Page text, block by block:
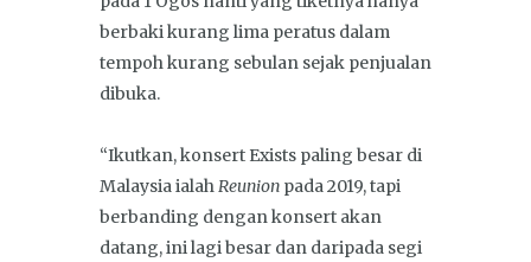
berbaki kurang lima peratus dalam
tempoh kurang sebulan sejak penjualan
dibuka.
“Ikutkan, konsert Exists paling besar di
Malaysia ialahReunion pada 2019, tapi
berbanding dengan konsert akan
datang, ini lagi besar dan daripada segi